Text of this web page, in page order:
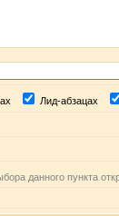
Лид-абзацах
данного пункта